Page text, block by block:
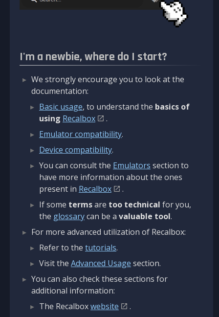
I'm a newbie, where do I start?
We strongly encourage you to look at the
documentation:
Basic usage, to understand the basics of
using Recalbox
.
Emulator compatibility.
Device compatibility.
You can consult the Emulators section to
have more information about the ones
present in Recalbox
.
If some termsare too technical for you,
the glossarycan be a valuable tool.
For more advanced utilization of Recalbox:
Refer to the tutorials.
Visit the Advanced Usage section.
You can also check these sections for
additional information:
The Recalboxwebsite
.